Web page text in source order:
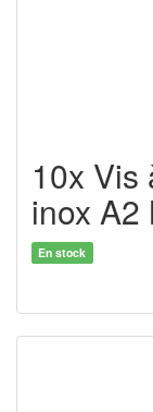
10x Vis
inox A2
En stock